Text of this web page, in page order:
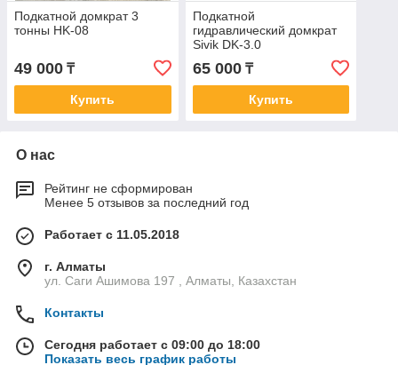
Подкатной домкрат 3
тонны HK-08
49 000 ₸
Купить
Подкатной
гидравлический домкрат
Sivik DK-3.0
65 000₸
Купить
О нас
Рейтинг не сформирован
Менее 5 отзывов за последний год
Работает с 11.05.2018
г. Алматы
ул. Саги Ашимова 197 , Алматы, Казахстан
Контакты
Сегодня работает с 09:00 до 18:00
Показать весь график работы